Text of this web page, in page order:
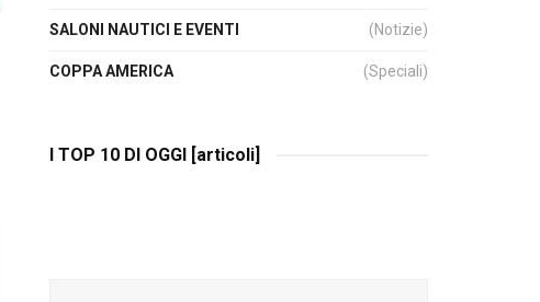
SALONI NAUTICI E EVENTI (Notizie)
COPPA AMERICA (Speciali)
I TOP 10 DI OGGI [articoli]